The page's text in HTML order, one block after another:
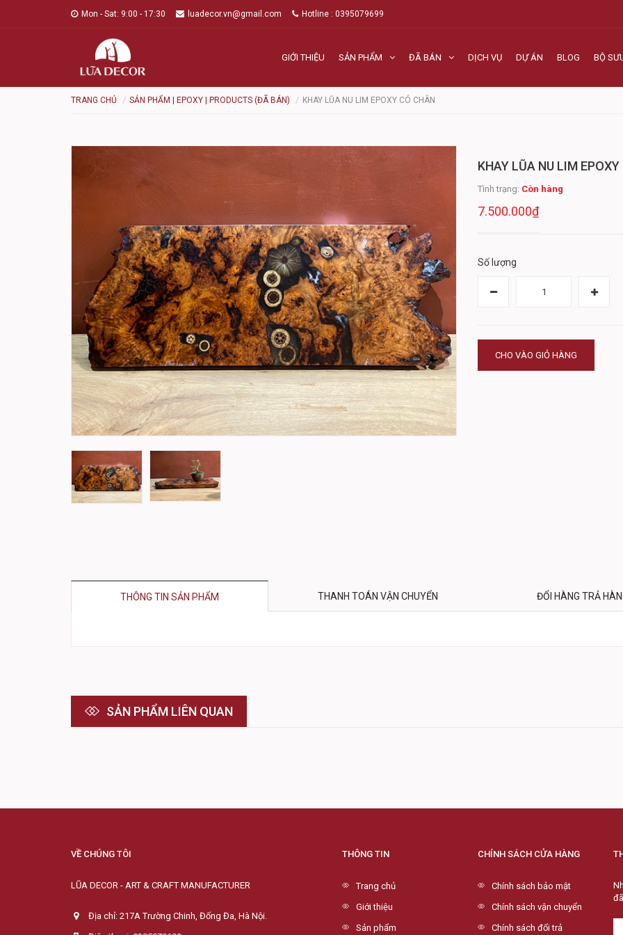
Mon - Sat: 9:00 - 17:30 luadecor.vn@gmail.com Hotline : 0395079699
GIỚI THIỆU SẢN PHẨM ĐÃ BÁN DỊCH VỤ DỰ ÁN BLOG BỘ
TRANG CHỦ SẢN PHẨM | EPOXY | PRODUCTS (ĐÃ BÁN) KHAY LŨA NU LIM EPOXY CÓ CHÂN
KHAY LŨA NU LIM
Tình trạng: Còn hàng
7.500.000₫
Số lượng
CHO VÀO GIỎ HÀNG
THÔNG TIN SẢN PHẨM THANH TOÁN VẬN CHUYỂN ĐỔI HÀNG TRẢ
SẢN PHẨM LIÊN QUAN
VỀ CHÚNG TÔI
LŨA DECOR - ART & CRAFT MANUFACTURER
Địa chỉ: 217A Trường Chinh, Đống Đa, Hà Nội.
THÔNG TIN
Trang chủ
Giới thiệu
Sản phẩm
CHÍNH SÁCH CỬA HÀNG
Chính sách bảo mật
Chính sách vận chuyển
Chính sách đổi trả